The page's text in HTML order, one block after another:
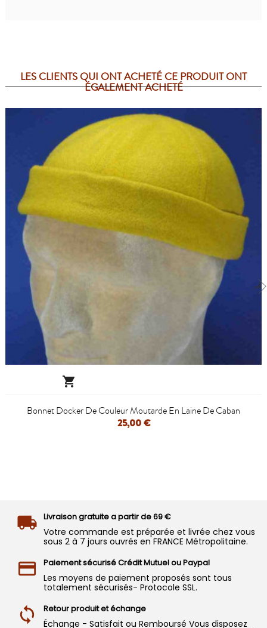
LES CLIENTS QUI ONT ACHETÉ CE PRODUIT ONT
ÉGALEMENT ACHETÉ

Bonnet Docker De Couleur Moutarde En Laine De Caban
25,00 €
Livraison gratuite a partir de 69 €
Votre commande est préparée et livrée chez vous
sous 2 à 7 jours ouvrés en FRANCE Métropolitaine.
Paiement sécurisé Crédit Mutuel ou Paypal
Les moyens de paiement proposés sont tous
totalement sécurisés- Protocole SSL.
Retour produit et échange
Échange - Satisfait ou Remboursé Vous disposez